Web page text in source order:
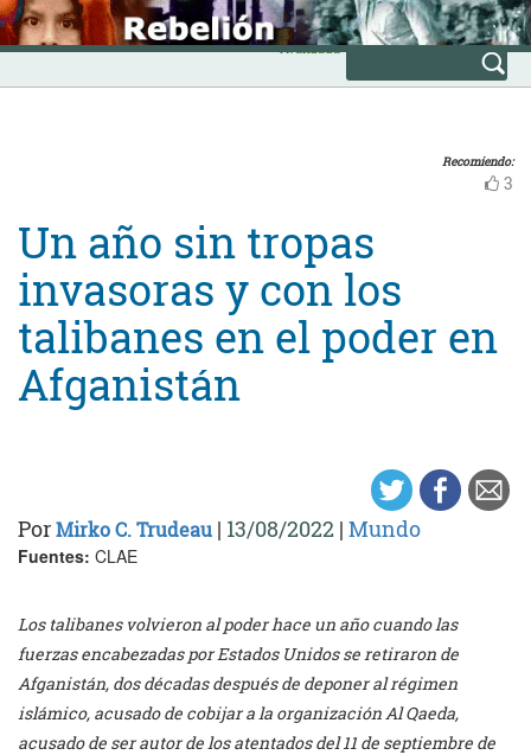
Skip
to
content
INICIO
Avanzada
Recomiendo:
3
Un año sin tropas
invasoras y con los
talibanes en el poder en
Afganistán
PorMirko C. Trudeau | 13/08/2022 | Mundo
Fuentes: CLAE
Los talibanes volvieron al poder hace un año cuando las
fuerzas encabezadas por Estados Unidos se retiraron de
Afganistán, dos décadas después de deponer al régimen
islámico, acusado de cobijar a la organización Al Qaeda,
acusado de ser autor de los atentados del 11 de septiembre de